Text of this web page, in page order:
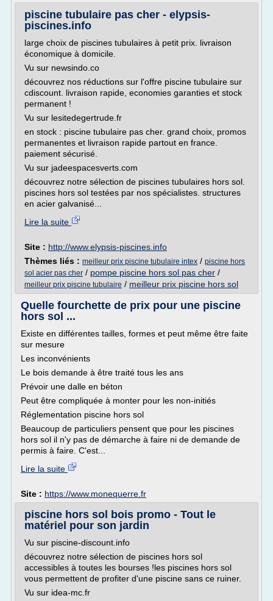
piscine tubulaire pas cher - elypsis-
piscines.info
large choix de piscines tubulaires à petit prix. livraison
économique à domicile.
Vu sur newsindo.co
découvrez nos réductions sur l'offre piscine tubulaire sur
cdiscount. livraison rapide, economies garanties et stock
permanent !
Vu sur lesitedegertrude.fr
en stock : piscine tubulaire pas cher. grand choix, promos
permanentes et livraison rapide partout en france.
paiement sécurisé.
Vu sur jadeespacesverts.com
découvrez notre sélection de piscines tubulaires hors sol.
piscines hors sol testées par nos spécialistes. structures
en acier galvanisé...
Lire la suite
Site : http://www.elypsis-piscines.info
Thèmes liés : meilleur prix piscine tubulaire intex / piscine hors
sol acier pas cher / pompe piscine hors sol pas cher /
meilleur prix piscine tubulaire / meilleur prix piscine hors sol
Quelle fourchette de prix pour une piscine
hors sol ...
Existe en différentes tailles, formes et peut même être faite
sur mesure
Les inconvénients
Le bois demande à être traité tous les ans
Prévoir une dalle en béton
Peut être compliquée à monter pour les non-initiés
Réglementation piscine hors sol
Beaucoup de particuliers pensent que pour les piscines
hors sol il n'y pas de démarche à faire ni de demande de
permis à faire. C'est...
Lire la suite
Site : https://www.monequerre.fr
piscine hors sol bois promo - Tout le
matériel pour son jardin
Vu sur piscine-discount.info
découvrez notre sélection de piscines hors sol
accessibles à toutes les bourses !les piscines hors sol
vous permettent de profiter d'une piscine sans ce ruiner.
Vu sur idea-mc.fr